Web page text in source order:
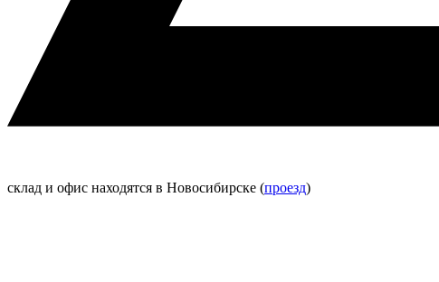
склад и офис находятся в Новосибирске (проезд)